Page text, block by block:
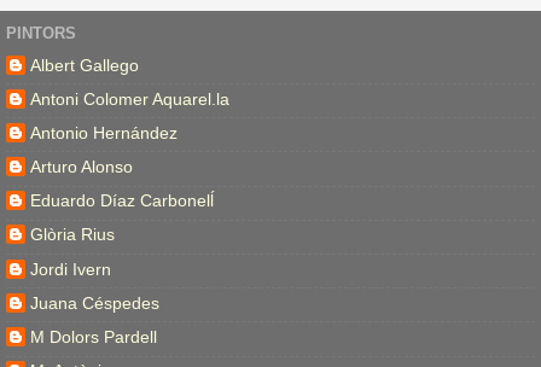
PINTORS
Albert Gallego
Antoni Colomer Aquarel.la
Antonio Hernández
Arturo Alonso
Eduardo Díaz Carbonelĺ
Glòria Rius
Jordi Ivern
Juana Céspedes
M Dolors Pardell